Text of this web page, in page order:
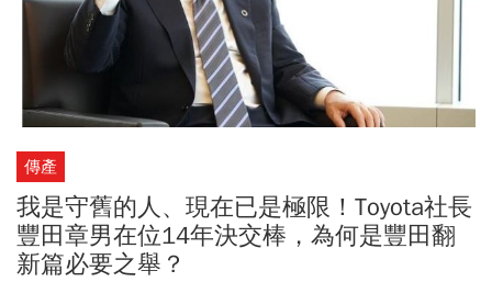
傳產
我是守舊的人、現在已是極限！Toyota社長
豐田章男在位14年決交棒，為何是豐田翻
新篇必要之舉？